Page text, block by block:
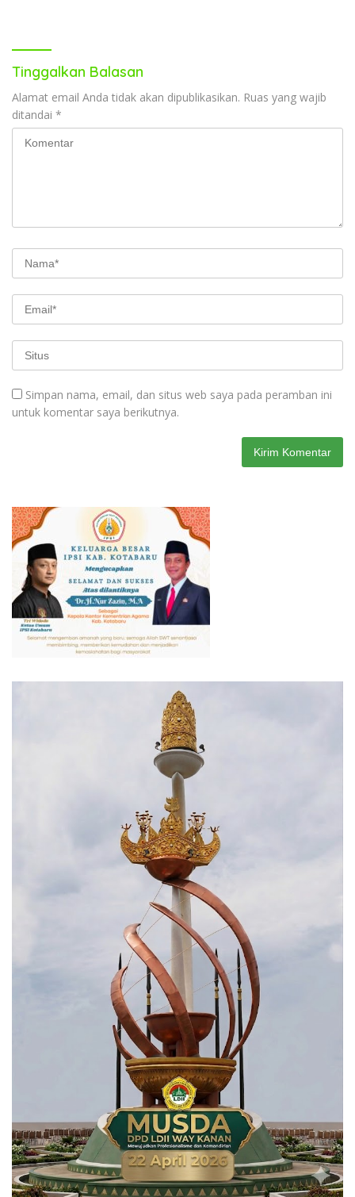
Tinggalkan Balasan
Alamat email Anda tidak akan dipublikasikan. Ruas yang wajib
ditandai *
Simpan nama, email, dan situs web saya pada peramban ini
untuk komentar saya berikutnya.